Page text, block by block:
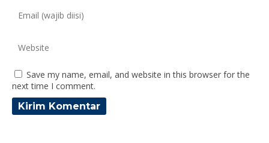
Save my name, email, and website in this browser for the
next time I comment.